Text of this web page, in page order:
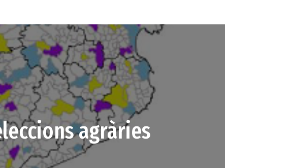
agràries